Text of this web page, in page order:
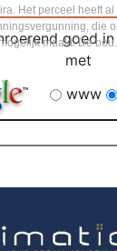
Het perceel heeft al
die
maakt. De
goed
met
www